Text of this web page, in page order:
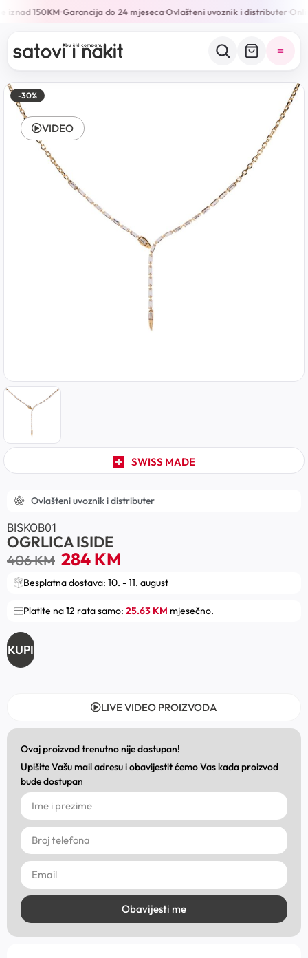
iznad 150KM•Garancija do 24 mjeseca•Ovlašteni uvoznik i distributer•
-30%
SWISS MADE
VIDEO
Ovlašteni uvoznik i distributer
BISKOB01
OGRLICA ISIDE
406KM 284KM
Besplatna dostava: 10. - 11. august
Platite na 12 rata samo: 25.63 KM mjesečno.
KUPI
LIVE VIDEO PROIZVODA
Ovaj proizvod trenutno nije dostupan!
Upišite Vašu mail adresu i obavijestit ćemo Vas kada proizvod
bude dostupan
Obavijesti me